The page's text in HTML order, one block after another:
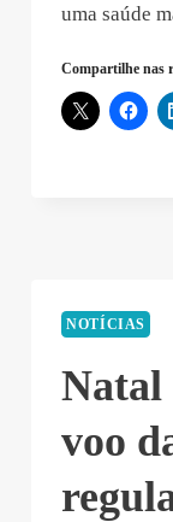
uma saúde
Compartilhe nas
NOTÍCIAS
Natal
voo